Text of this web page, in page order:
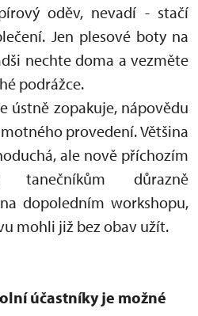
oděv, nevadí - stačí
Jen plesové boty na
nechte doma a vezměte
podrážce.
ústně zopakuje, nápovědu
provedení. Většina
ale nově příchozím
tanečníkům důrazně
dopoledním workshopu,
mohli již bez obav užít.
účastníky je možné